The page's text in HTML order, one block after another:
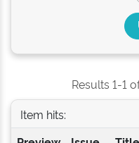
Results 1-1
Item hits: